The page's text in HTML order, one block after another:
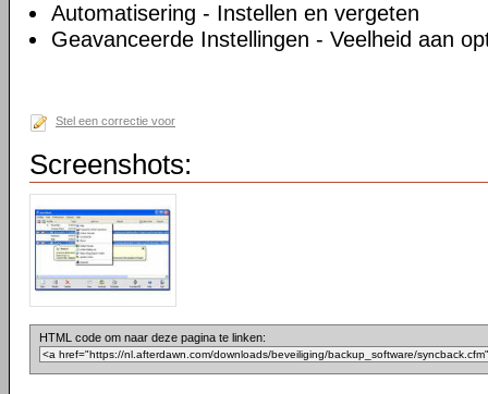
Automatisering - Instellen en vergeten
Geavanceerde Instellingen - Veelheid aan
Stel een correctie voor
Screenshots:
HTML code om naar deze pagina te linken: